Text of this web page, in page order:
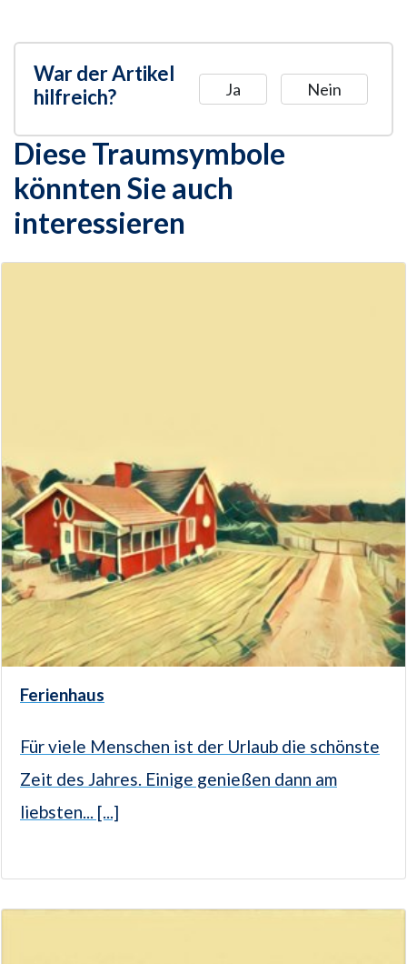
War der Artikel
hilfreich?
Ja Nein
Diese Traumsymbole
könnten Sie auch
interessieren
Ferienhaus
Für viele Menschen ist der Urlaub die schönste
Zeit des Jahres. Einige genießen dann am
liebsten... [...]